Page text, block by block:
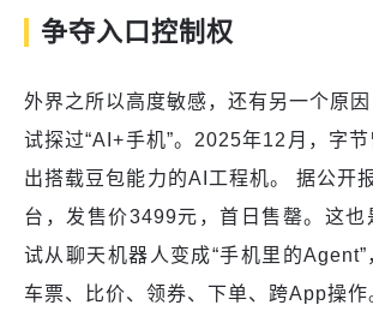
争夺入口控制权
外界之所以高度敏感，还有另一个原
试探过“AI+手机”。2025年12月，字
出搭载豆包能力的AI工程机。 据公开
台，发售价3499元，首日售罄。这也
试从聊天机器人变成“手机里的
车票、比价、领券、下单、跨App操作